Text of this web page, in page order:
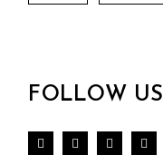
FOLLOW US